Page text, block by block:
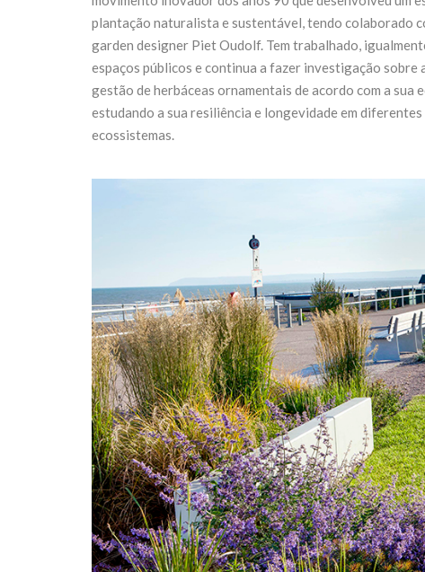
plantação naturalista e sustentável, tendo colaborado
garden designer Piet Oudolf. Tem trabalhado,
espaços públicos e continua a fazer investigação sobre
gestão de herbáceas ornamentais de acordo com a sua
estudando a sua resiliência e longevidade em diferentes
ecossistemas.